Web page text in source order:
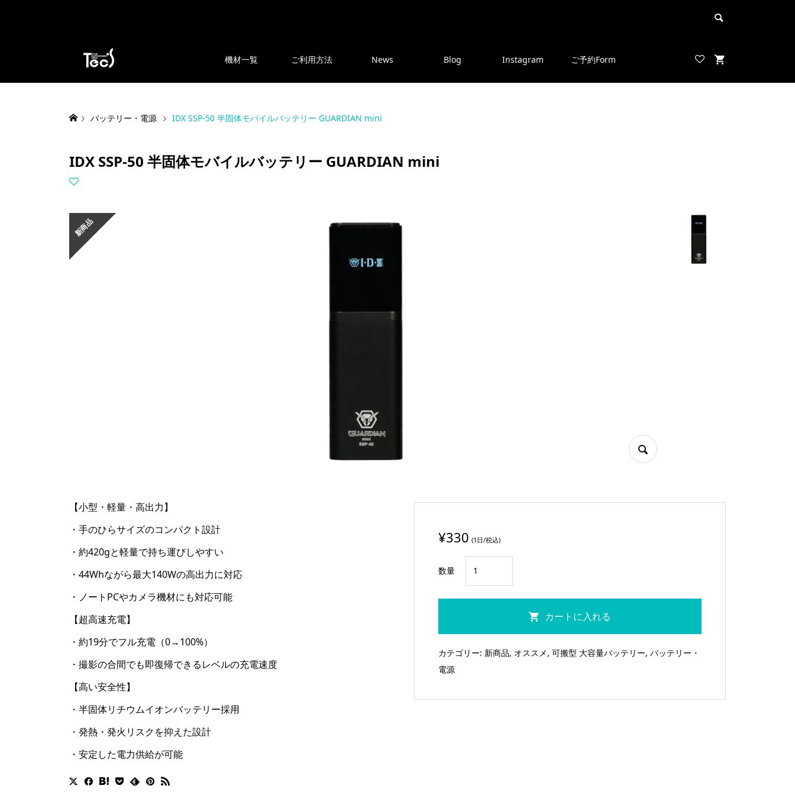
機材一覧 ご利用方法 News Blog Instagram ご予約Form
バッテリー・電源 IDX SSP-50 半固体モバイルバッテリー GUARDIAN mini
IDX SSP-50 半固体モバイルバッテリー GUARDIAN mini
新商品
【小型・軽量・高出力】
・手のひらサイズのコンパクト設計
・約420gと軽量で持ち運びしやすい
・44Whながら最大140Wの高出力に対応
・ノートPCやカメラ機材にも対応可能
【超高速充電】
・約19分でフル充電（0→100%）
・撮影の合間でも即復帰できるレベルの充電速度
【高い安全性】
・半固体リチウムイオンバッテリー採用
・発熱・発火リスクを抑えた設計
・安定した電力供給が可能
¥330 (1日/税込)
数量
50
カートに入れる
カテゴリー: 新商品, オススメ, 可搬型 大容量バッテリー, バッテリー・
電源